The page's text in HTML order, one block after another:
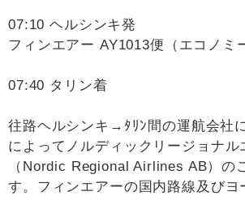
07:10 ヘルシンキ発
フィンエアー AY1013便（エコノミ
07:40 タリン着
往路ヘルシンキ→ﾀﾘﾝ間の運航会社
によってノルディックリージョナル
（Nordic Regional Airlines AB）の
す。フィンエアーの国内路線及びヨ